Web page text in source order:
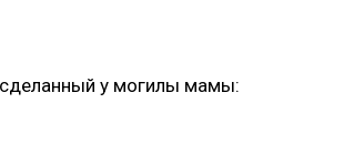
у могилы мамы: